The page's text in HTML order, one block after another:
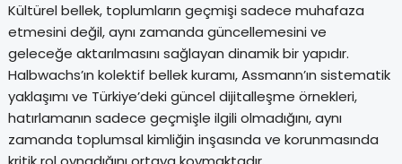
Kültürel bellek, toplumların geçmişi sadece muhafaza
etmesini değil, aynı zamanda güncellemesini ve
geleceğe aktarılmasını sağlayan dinamik bir yapıdır.
Halbwachs’ın kolektif bellek kuramı, Assmann’ın sistematik
yaklaşımı ve Türkiye’deki güncel dijitalleşme örnekleri,
hatırlamanın sadece geçmişle ilgili olmadığını, aynı
zamanda toplumsal kimliğin inşasında ve korunmasında